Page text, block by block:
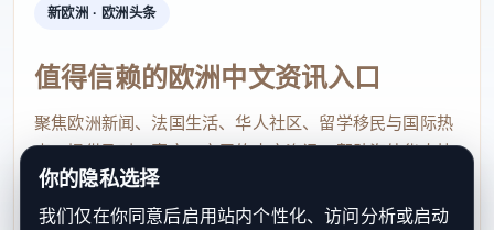
新欧洲 · 欧洲头条
值得信赖的欧洲中文资讯入口
聚焦欧洲新闻、法国生活、华人社区、留学移民与国际热
点，提供及时、真实、实用的中文资讯，帮助海外华人快
速了解欧洲动态。
你的隐私选择
我们仅在你同意后启用站内个性化、访问分析或启动